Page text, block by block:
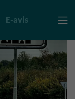

E-avis